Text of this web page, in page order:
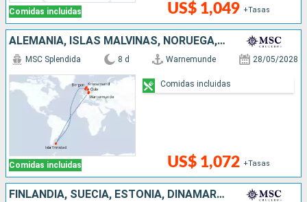
Comidas incluidas US$ 1,049 +Tasas
ALEMANIA, ISLAS MALVINAS, NORUEGA, DINAMARCA
Comidas incluidas
MSC Splendida 8 d Warnemunde 28/05/2028
US$ 1,072 +Tasas
Comidas incluidas
FINLANDIA, SUECIA, ESTONIA, DINAMARCA, ALEMANIA